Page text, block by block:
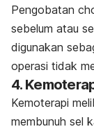
Pengobatan
sebelum atau
digunakan
operasi tidak
4.
Kemoterapi
membunuh sel